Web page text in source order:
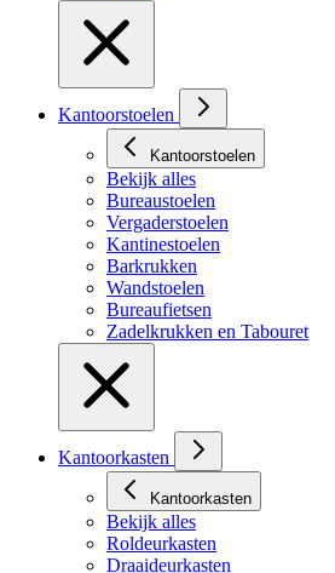
Kantoorstoelen
Kantoorstoelen
Bekijk alles
Bureaustoelen
Vergaderstoelen
Kantinestoelen
Barkrukken
Wandstoelen
Bureaufietsen
Zadelkrukken en Tabouret
Kantoorkasten
Kantoorkasten
Bekijk alles
Roldeurkasten
Draaideurkasten